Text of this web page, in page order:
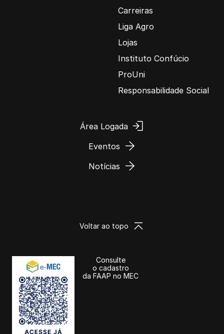
Carreiras
Liga Agro
Lojas
Instituto Confúcio
ProUni
Responsabilidade Social
Área Logada
Eventos
Notícias
Consulte
o cadastro
da FAAP no MEC
Voltar ao topo